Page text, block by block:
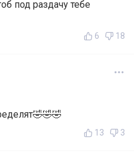
под раздачу тебе
6 18
13 3